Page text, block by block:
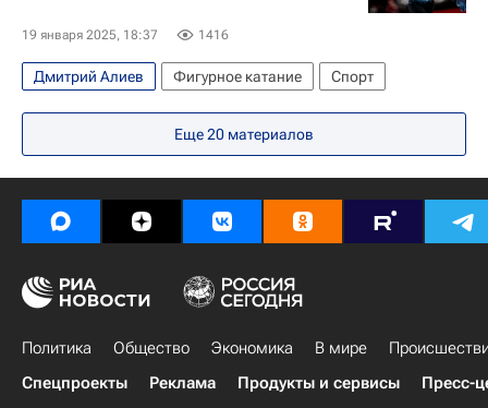
19 января 2025, 18:37 1416
Дмитрий Алиев Фигурное катание Спорт
Еще20 материалов
Политика Общество Экономика В мире
Спецпроекты
Реклама Продукты и сервисы Пресс-